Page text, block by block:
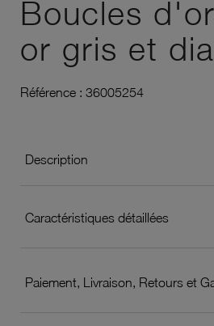
Boucles
or gris et
Référence : 36005254
Description
Caractéristiques détaillées
Paiement, Livraison, Retours et